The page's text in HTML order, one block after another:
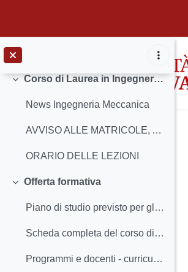
Collapse
Corso di Laurea in Ingegneria Meccanica
News Ingegneria Meccanica
AVVISO ALLE MATRICOLE, AGLI STUDENTI E ALLE STUDENTESSE SULL'INIZIO DELLE LEZIONI
ORARIO DELLE LEZIONI
Collapse
Offerta formativa
Piano di studio previsto per gli immatricolati nell'A.A. 2025/26
Scheda completa del corso di studio (incluso Regolamento didattico) 2025/26
Programmi e docenti - curriculum FORMATIVO 2025/26